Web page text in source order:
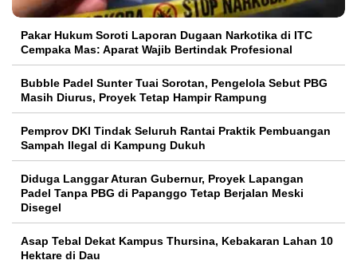
Pakar Hukum Soroti Laporan Dugaan Narkotika di ITC
Cempaka Mas: Aparat Wajib Bertindak Profesional
Bubble Padel Sunter Tuai Sorotan, Pengelola Sebut PBG
Masih Diurus, Proyek Tetap Hampir Rampung
Pemprov DKI Tindak Seluruh Rantai Praktik Pembuangan
Sampah Ilegal di Kampung Dukuh
Diduga Langgar Aturan Gubernur, Proyek Lapangan
Padel Tanpa PBG di Papanggo Tetap Berjalan Meski
Disegel
Asap Tebal Dekat Kampus Thursina, Kebakaran Lahan 10
Hektare di Dau